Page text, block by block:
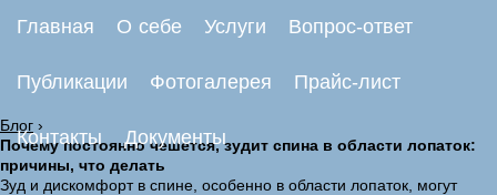
Главная О себе Услуги Вопрос-ответ
Публикации Фотогалерея Прайс-лист
Контакты Документы
Блог ›
Почему постоянно чешется, зудит спина в области лопаток:
причины, что делать
Зуд и дискомфорт в спине, особенно в области лопаток, могут